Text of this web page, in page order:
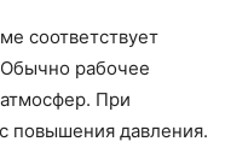
соответствует
рабочее
При
повышения давления.